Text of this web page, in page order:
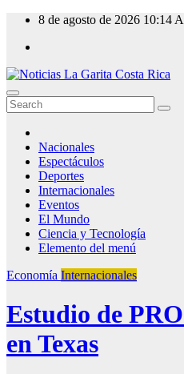
Skip
content
8 de agosto de 2026 10:14
Nacionales
Espectáculos
Deportes
Internacionales
Eventos
El Mundo
Ciencia y Tecnología
Elemento del menú
Economía Internacionales
Estudio de
en Texas